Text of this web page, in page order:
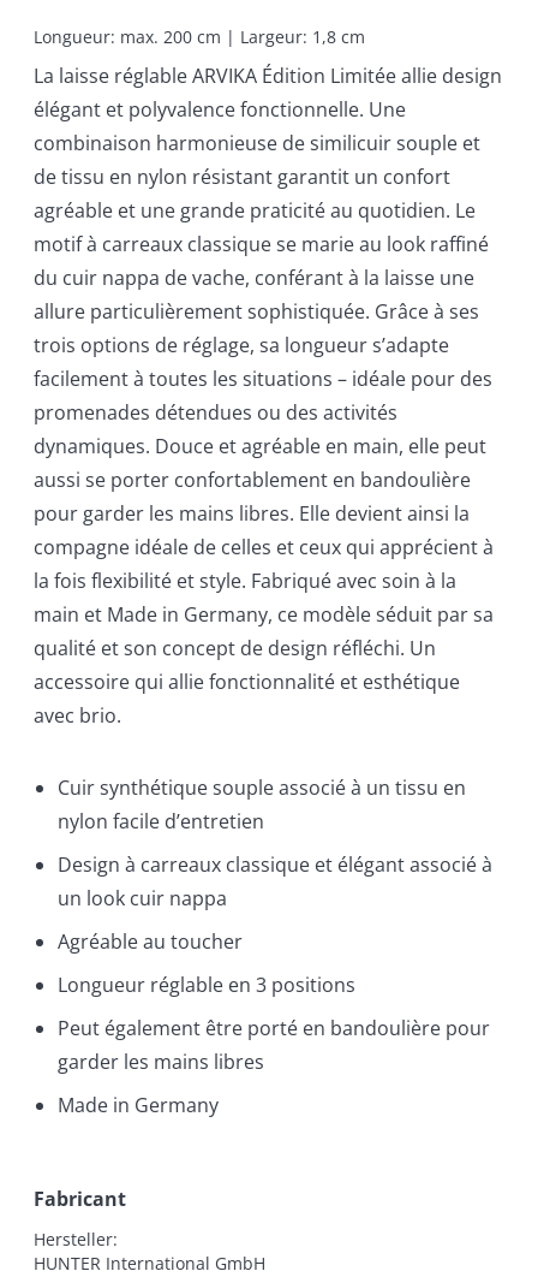
Longueur: max. 200 cm | Largeur: 1,8 cm
La laisse réglable ARVIKA Édition Limitée allie design
élégant et polyvalence fonctionnelle. Une
combinaison harmonieuse de similicuir souple et
de tissu en nylon résistant garantit un confort
agréable et une grande praticité au quotidien. Le
motif à carreaux classique se marie au look raffiné
du cuir nappa de vache, conférant à la laisse une
allure particulièrement sophistiquée. Grâce à ses
trois options de réglage, sa longueur s’adapte
facilement à toutes les situations – idéale pour des
promenades détendues ou des activités
dynamiques. Douce et agréable en main, elle peut
aussi se porter confortablement en bandoulière
pour garder les mains libres. Elle devient ainsi la
compagne idéale de celles et ceux qui apprécient à
la fois flexibilité et style. Fabriqué avec soin à la
main et Made in Germany, ce modèle séduit par sa
qualité et son concept de design réfléchi. Un
accessoire qui allie fonctionnalité et esthétique
avec brio.
Cuir synthétique souple associé à un tissu en
nylon facile d’entretien
Design à carreaux classique et élégant associé à
un look cuir nappa
Agréable au toucher
Longueur réglable en 3 positions
Peut également être porté en bandoulière pour
garder les mains libres
Made in Germany
Fabricant
Hersteller:
HUNTER International GmbH